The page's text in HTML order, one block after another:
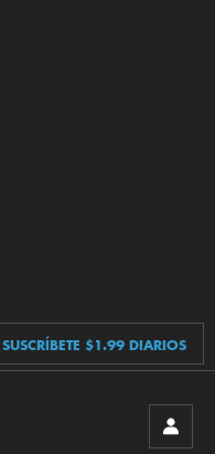
SUSCRÍBETE $1.99 DIARIOS